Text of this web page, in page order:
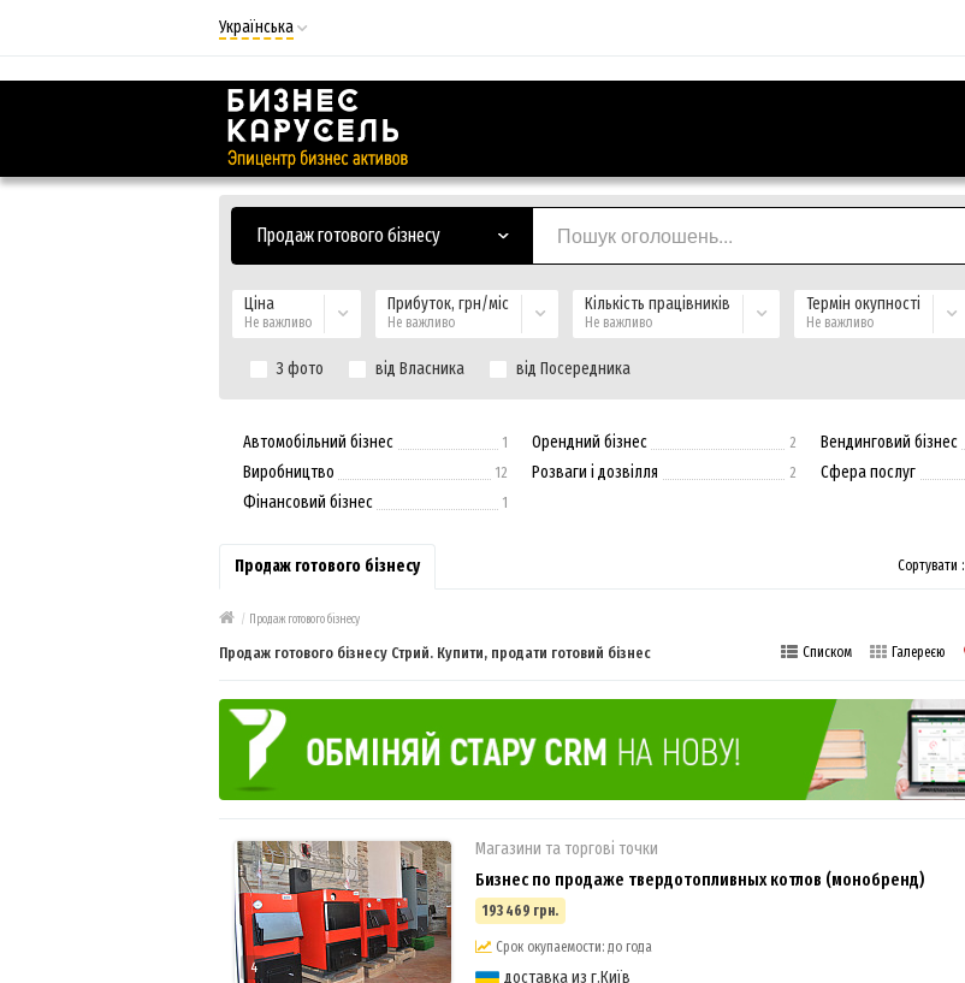
Українська
Русский
Українська
Продаж готового бізнесу
Ціна
Не важливо
Прибуток, грн/міс
Не важливо
Кількість працівників
Не важливо
Термін окупності
Не важливо
З фото від Власника від Посередника
Автомобільний бізнес 1
Виробництво 12
Фінансовий бізнес 1
Орендний бізнес 2
Розваги і дозвілля 2
Вендинговий бізнес
Сфера послуг
Продаж готового бізнесу Сортувати :
/ Продаж готового бізнесу
Продаж готового бізнесу Стрий. Купити, продати готовий бізнес Списком Галереєю
4
Магазини та торгові точки
Бизнес по продаже твердотопливных котлов (монобренд)
193 469 грн.
Срок окупаемости: до года
доставка из г.Київ